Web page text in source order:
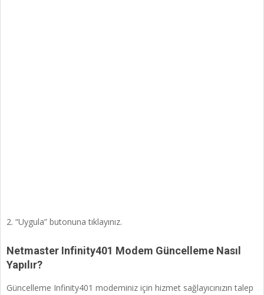
2. “Uygula” butonuna tıklayınız.
Netmaster Infinity401 Modem Güncelleme Nasıl
Yapılır?
Güncelleme Infinity401 modeminiz için hizmet sağlayıcınızın talep